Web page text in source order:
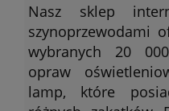
Nasz sklep
szynoprzewodami
wybranych 20
opraw
lamp, które